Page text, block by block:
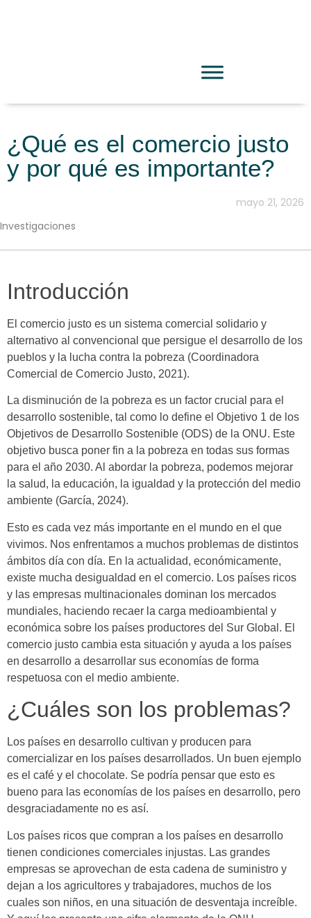
¿Qué es el comercio justo
y por qué es importante?
mayo 21, 2026
Investigaciones
Introducción
El comercio justo es un sistema comercial solidario y
alternativo al convencional que persigue el desarrollo de los
pueblos y la lucha contra la pobreza (Coordinadora
Comercial de Comercio Justo, 2021).
La disminución de la pobreza es un factor crucial para el
desarrollo sostenible, tal como lo define el Objetivo 1 de los
Objetivos de Desarrollo Sostenible (ODS) de la ONU. Este
objetivo busca poner fin a la pobreza en todas sus formas
para el año 2030. Al abordar la pobreza, podemos mejorar
la salud, la educación, la igualdad y la protección del medio
ambiente (García, 2024).
Esto es cada vez más importante en el mundo en el que
vivimos. Nos enfrentamos a muchos problemas de distintos
ámbitos día con día. En la actualidad, económicamente,
existe mucha desigualdad en el comercio. Los países ricos
y las empresas multinacionales dominan los mercados
mundiales, haciendo recaer la carga medioambiental y
económica sobre los países productores del Sur Global. El
comercio justo cambia esta situación y ayuda a los países
en desarrollo a desarrollar sus economías de forma
respetuosa con el medio ambiente.
¿Cuáles son los problemas?
Los países en desarrollo cultivan y producen para
comercializar en los países desarrollados. Un buen ejemplo
es el café y el chocolate. Se podría pensar que esto es
bueno para las economías de los países en desarrollo, pero
desgraciadamente no es así.
Los países ricos que compran a los países en desarrollo
tienen condiciones comerciales injustas. Las grandes
empresas se aprovechan de esta cadena de suministro y
dejan a los agricultores y trabajadores, muchos de los
cuales son niños, en una situación de desventaja increíble.